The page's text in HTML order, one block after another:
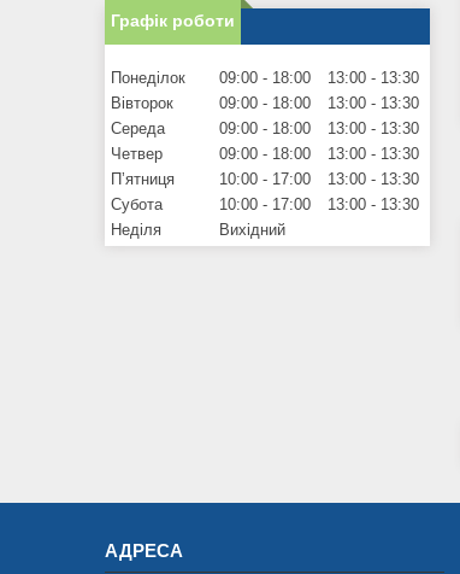
Графік роботи
Понеділок 09:00 18:00 13:00
13:30
Вівторок
09:00 18:00 13:00
13:30
Середа
09:00 18:00 13:00
13:30
Четвер
09:00 18:00 13:00
13:30
Пʼятниця
10:00 17:00 13:00
13:30
Субота
10:00 17:00 13:00
13:30
Неділя
Вихідний